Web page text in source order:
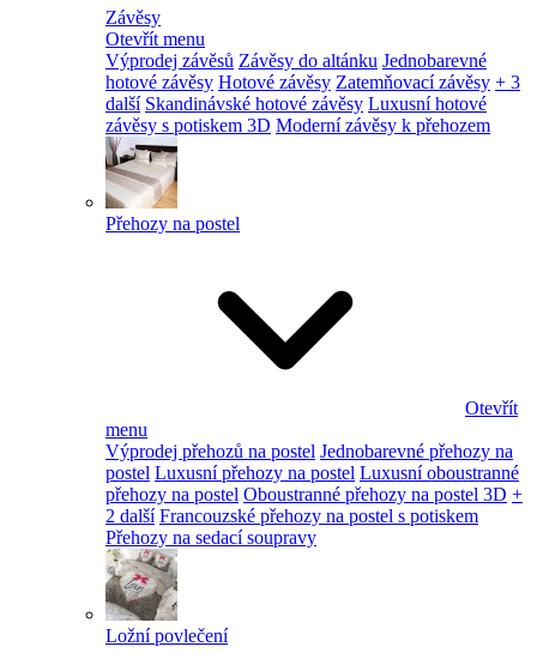
Závěsy
Otevřít menu
Výprodej závěsů Závěsy do altánku Jednobarevné
hotové závěsy Hotové závěsy Zatemňovací závěsy + 3
další Skandinávské hotové závěsy Luxusní hotové
závěsy s potiskem 3D Moderní závěsy k přehozem
Přehozy na postel
Otevřít
menu
Výprodej přehozů na postel Jednobarevné přehozy na
postel Luxusní přehozy na postel Luxusní oboustranné
přehozy na postel Oboustranné přehozy na postel 3D +
2 další Francouzské přehozy na postel s potiskem
Přehozy na sedací soupravy
Ložní povlečení